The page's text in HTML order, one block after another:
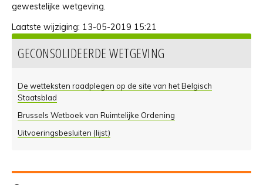
gewestelijke wetgeving.
Laatste wijziging: 13-05-2019 15:21
GECONSOLIDEERDE WETGEVING
De wetteksten raadplegen op de site van het Belgisch
Staatsblad
Brussels Wetboek van Ruimtelijke Ordening
Uitvoeringsbesluiten (lijst)